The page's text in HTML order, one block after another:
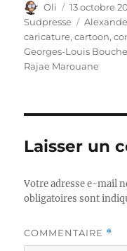
Auteur
Oli
Publié
le
13 octobre
Sudpresse
caricature,cartoon,
Georges-Louis
Rajae Marouane
Laisser un
Votre adresse e-mail
obligatoires sont
COMMENTAIRE *